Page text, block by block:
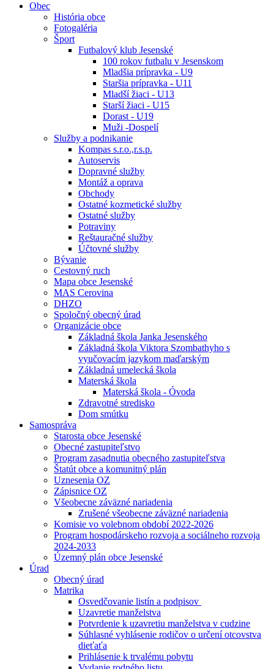
Obec
História obce
Fotogaléria
Šport
Futbalový klub Jesenské
100 rokov futbalu v Jesenskom
Mladšia prípravka - U9
Staršia prípravka - U11
Mladší žiaci - U13
Starší žiaci - U15
Dorast - U19
Muži -Dospelí
Služby a podnikanie
Kompas s.r.o.,r.s.p.
Autoservis
Dopravné služby
Montáž a oprava
Obchody
Ostatné kozmetické služby
Ostatné služby
Potraviny
Reštauračné služby
Účtovné služby
Bývanie
Cestovný ruch
Mapa obce Jesenské
MAS Cerovina
DHZO
Spoločný obecný úrad
Organizácie obce
Základná škola Janka Jesenského
Základná škola Viktora Szombathyho s
vyučovacím jazykom maďarským
Základná umelecká škola
Materská škola
Materská škola - Óvoda
Zdravotné stredisko
Dom smútku
Samospráva
Starosta obce Jesenské
Obecné zastupiteľstvo
Program zasadnutia obecného zastupiteľstva
Štatút obce a komunitný plán
Uznesenia OZ
Zápisnice OZ
Všeobecne záväzné nariadenia
Zrušené všeobecne záväzné nariadenia
Komisie vo volebnom období 2022-2026
Program hospodárskeho rozvoja a sociálneho rozvoja
2024-2033
Územný plán obce Jesenské
Úrad
Obecný úrad
Matrika
Osvedčovanie listín a podpisov
Uzavretie manželstva
Potvrdenie k uzavretiu manželstva v cudzine
Súhlasné vyhlásenie rodičov o určení otcovstva
dieťaťa
Prihlásenie k trvalému pobytu